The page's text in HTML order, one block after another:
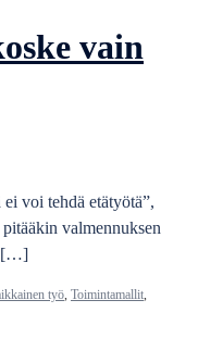
vain
voi tehdä etätyötä”,
valmennuksen
[…]
työ, Toimintamallit,